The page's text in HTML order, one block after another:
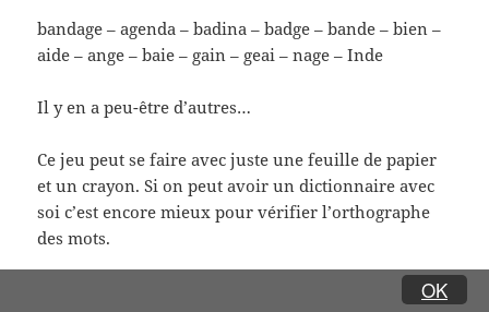
OK
bandage – agenda – badina – badge – bande – bien –
aide – ange – baie – gain – geai – nage – Inde
Il y en a peu-être d’autres…
Ce jeu peut se faire avec juste une feuille de papier
et un crayon. Si on peut avoir un dictionnaire avec
soi c’est encore mieux pour vérifier l’orthographe
des mots.
jouer en écrivant les